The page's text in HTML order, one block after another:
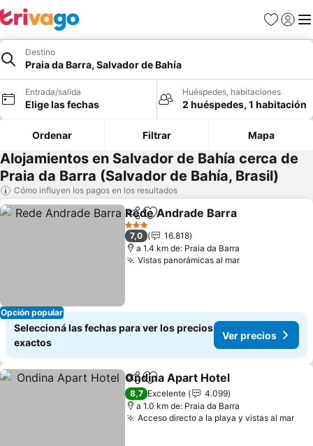
Favoritos
Iniciar
Destino
Praia da Barra, Salvador de Bahía
Entrada/salida
Elige las fechas
Huéspedes, habitaciones
2 huéspedes, 1 habitación
Ordenar Filtrar Mapa
Alojamientos en Salvador de Bahía cerca de
Praia da Barra (Salvador de Bahía, Brasil)
Cómo influyen los pagos en los resultados
Opción popular
CompartirAñadir a favoritos
Rede Andrade Barra
3 Estrellas
7,0
16.818
a 1.4 km de: Praia da Barra
Vistas panorámicas al marVer precios
Seleccioná las fechas para ver los precios
exactos
Ver precios
CompartirAñadir a favoritos
Ondina Apart Hotel
8,7 Excelente
4.099
a 1.0 km de: Praia da Barra
Acceso directo a la playa y vistas al mar